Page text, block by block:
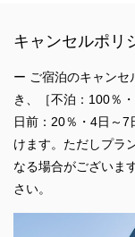
キャンセルポリ
ー ご宿泊のキャン
き、［不泊：100％
日前：20％・4日～
けます。ただしプラ
なる場合がございま
さい。